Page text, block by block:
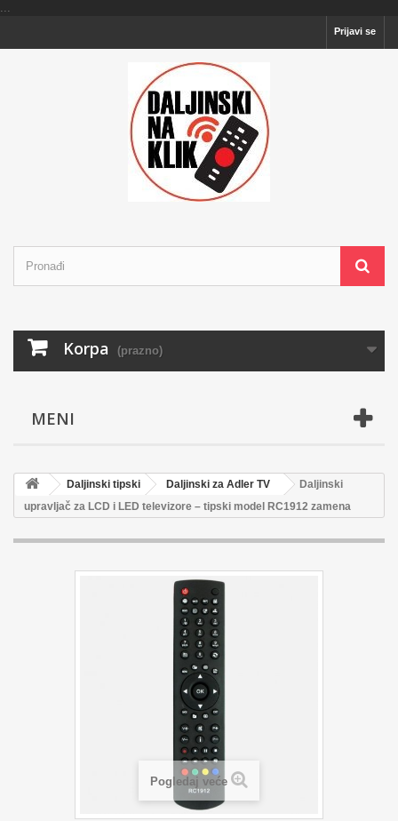
...
Prijavi se
Korpa (prazno)
MENI
Daljinski tipski Daljinski za Adler TV
Daljinski
upravljač za LCD i LED televizore – tipski model RC1912 zamena
Pogledaj veće